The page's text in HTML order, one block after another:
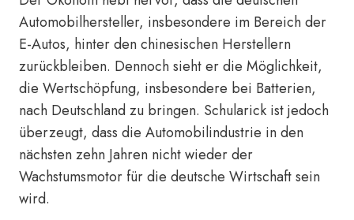
Automobilhersteller, insbesondere im Bereich der
E-Autos, hinter den chinesischen Herstellern
zurückbleiben. Dennoch sieht er die Möglichkeit,
die Wertschöpfung, insbesondere bei Batterien,
nach Deutschland zu bringen. Schularick ist jedoch
überzeugt, dass die Automobilindustrie in den
nächsten zehn Jahren nicht wieder der
Wachstumsmotor für die deutsche Wirtschaft sein
wird.